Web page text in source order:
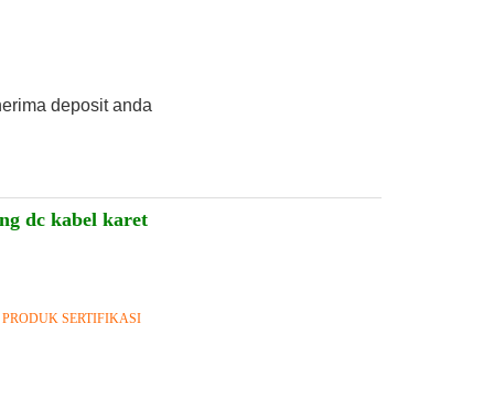
deposit anda
dc kabel karet
SERTIFIKASI